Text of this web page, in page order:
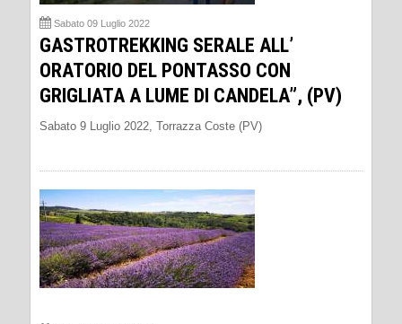
Sabato 09 Luglio 2022
GASTROTREKKING SERALE ALL’
ORATORIO DEL PONTASSO CON
GRIGLIATA A LUME DI CANDELA”, (PV)
Sabato 9 Luglio 2022, Torrazza Coste (PV)